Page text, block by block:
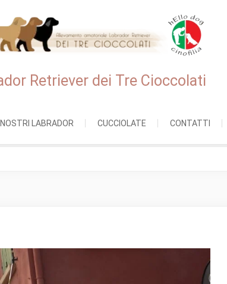
Retriever dei Tre Cioccolati
I NOSTRI LABRADOR CUCCIOLATE CONTATTI